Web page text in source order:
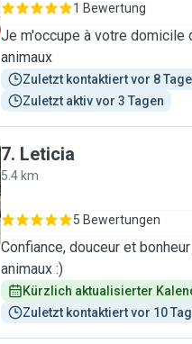
1 Bewertung
Je m'occupe à votre domicile
animaux
Zuletzt kontaktiert vor 8
Zuletzt aktiv vor 3 Tagen
7. Leticia
5.4 km
5 Bewertungen
Confiance, douceur et
animaux :)
Kürzlich aktualisierter
Zuletzt kontaktiert vor 10